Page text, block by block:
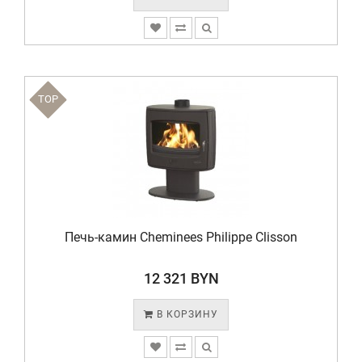
TOP
Печь-камин Cheminees Philippe Clisson
12 321 BYN
В КОРЗИНУ